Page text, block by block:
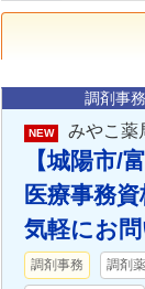
調剤事務
NEW みやこ薬
【城陽市/
医療事務
気軽にお
調剤事務 調剤